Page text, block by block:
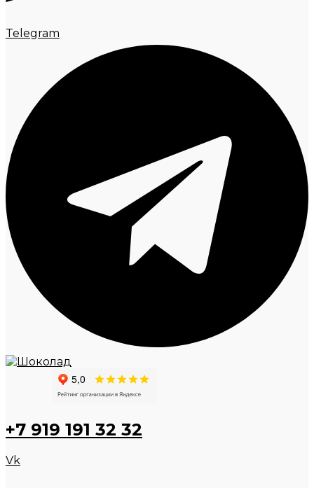
Telegram
+7 919 191 32 32
Vk